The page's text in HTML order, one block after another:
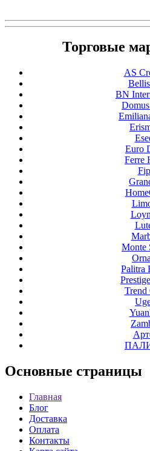
Торговые
AS
BN
Euro
Ferre
Monte
Palitra
Trend
Основные страницы
Главная
Блог
Доставка
Оплата
Контакты